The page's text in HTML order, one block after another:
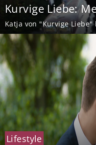
Kurvige Liebe:
Katja von "Kurvige
Lifestyle